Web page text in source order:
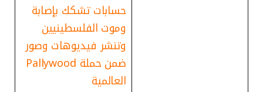
حسابات تشكك بإصابة
وموت الفلسطينيين
وتنشر فيديوهات وصور
ضمن حملة Pallywood
العالمية